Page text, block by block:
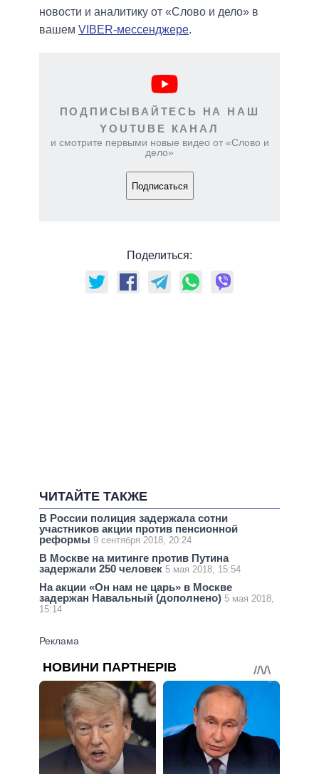
новости и аналитику от «Слово и дело» в
вашем VIBER-мессенджере.
ПОДПИСЫВАЙТЕСЬ НА НАШ
YOUTUBE КАНАЛ
и смотрите первыми новые видео от «Слово и
дело»
Подписаться
Поделиться:
ЧИТАЙТЕ ТАКЖЕ
В России полиция задержала сотни
участников акции против пенсионной
реформы 9 сентября 2018, 20:24
В Москве на митинге против Путина
задержали 250 человек 5 мая 2018, 15:54
На акции «Он нам не царь» в Москве
задержан Навальный (дополнено) 5 мая 2018,
15:14